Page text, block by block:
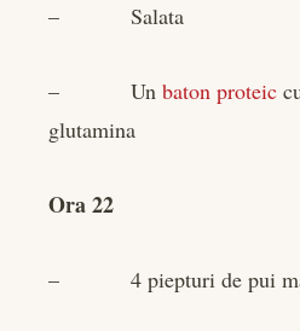
– Salata
– Un baton proteic
glutamina
Ora 22
– 4 piepturi de pui